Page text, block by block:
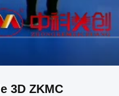
3D ZKMC